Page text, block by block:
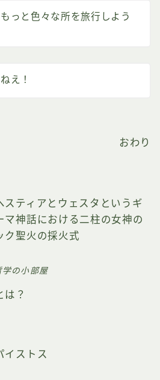
っと色々な所を旅行しよう
え！
おわり
スティアとウェスタというギ
マ神話における二柱の女神の
ク聖火の採火式
学の小部屋
は？
イストス